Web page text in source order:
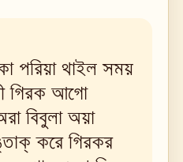
পরিয়া থাইল সময়
গিরক আগো
বিবুলা অয়া
করে গিরকর